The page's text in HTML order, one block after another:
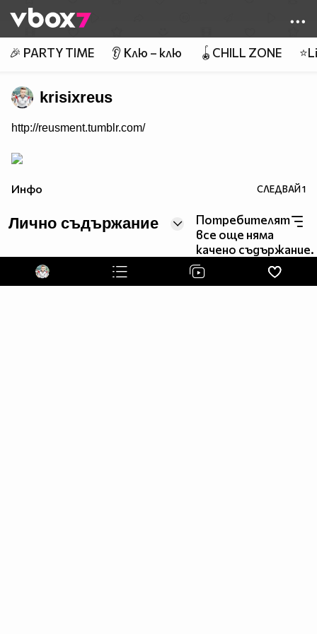
👾
🎉 PARTY TIME 👂 Клю – клю 🪀CHILL ZONE
krisixreus
http://reusment.tumblr.com/
Инфо СЛЕДВАЙ1
Лично съдържание
Потребителят
все още няма
качено съдържание.